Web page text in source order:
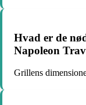
Hvad er de
Napoleon
Grillens